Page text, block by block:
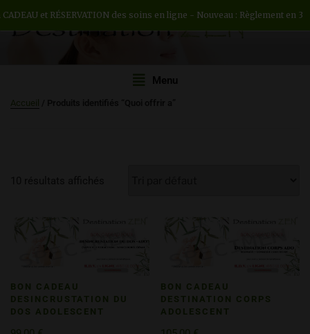
DESTINATION ZEN
Menu
Accueil
BON CADEAU
DESINCRUSTATION DU
DOS ADOLESCENT
BON CADEAU
DESTINATION CORPS
ADOLESCENT
et RÉSERVATION des soins en ligne - Nouveau : Règlement en 3 ou 4